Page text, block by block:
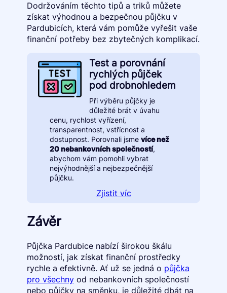
Dodržováním těchto tipů a triků můžete
získat výhodnou a bezpečnou půjčku v
Pardubicích, která vám pomůže vyřešit vaše
finanční potřeby bez zbytečných komplikací.
Test a porovnání
rychlých půjček
pod drobnohledem
Při výběru půjčky je
důležité brát v úvahu
cenu, rychlost vyřízení,
transparentnost, vstřícnost a
dostupnost. Porovnali jsme více než
20 nebankovních společností,
abychom vám pomohli vybrat
nejvýhodnější a nejbezpečnější
půjčku.
Zjistit víc
Závěr
Půjčka Pardubice nabízí širokou škálu
možností, jak získat finanční prostředky
rychle a efektivně. Ať už se jedná o půjčka
pro všechnyod nebankovních společností
nebo půjčky na směnku, je důležité dbát na